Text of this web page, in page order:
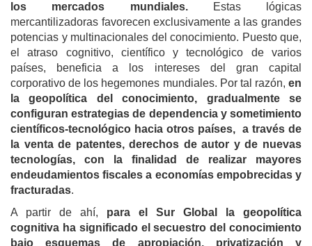
los mercados mundiales.Estas lógicas
mercantilizadoras favorecen exclusivamente a las grandes
potencias y multinacionales del conocimiento. Puesto que,
elatraso cognitivo, científico y tecnológico de varios
países, beneficia a los intereses del gran capital
corporativo de los hegemones mundiales. Por tal razón, en
la geopolítica del conocimiento, gradualmente se
configuran estrategias de dependencia y sometimiento
científicos-tecnológico hacia otros países, a través de
la venta de patentes, derechos de autor y de nuevas
tecnologías, con la finalidad de realizar mayores
endeudamientos fiscales a economías empobrecidas y
fracturadas.
A partir de ahí, para el Sur Global la geopolítica
cognitiva ha significado el secuestro del conocimiento
bajo esquemas de apropiación, privatización y